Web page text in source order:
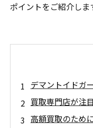
ポイントをご紹介しま
デマントイドガ
買取専門店が注
高額買取のため